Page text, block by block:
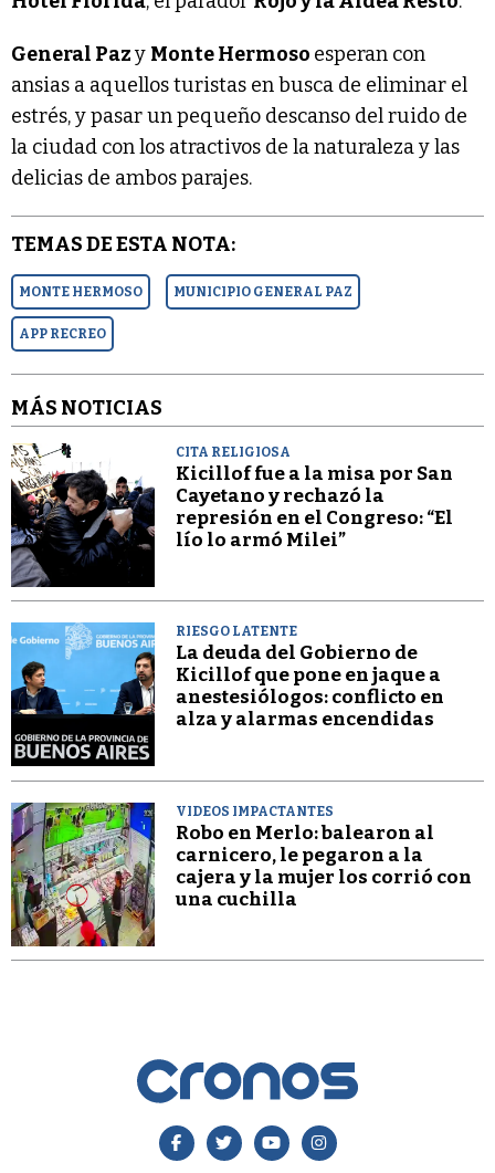
General Pazy Monte Hermoso esperan con
ansias a aquellos turistas en busca de eliminar el
estrés, y pasar un pequeño descanso del ruido de
la ciudad con los atractivos de la naturaleza y las
delicias de ambos parajes.
TEMAS DE ESTA NOTA:
MONTE HERMOSO MUNICIPIO GENERAL PAZ
APP RECREO
MÁS NOTICIAS
CITA RELIGIOSA
Kicillof fue a la misa por San
Cayetano y rechazó la
represión en el Congreso: “El
lío lo armó Milei”
RIESGO LATENTE
La deuda del Gobierno de
Kicillof que pone en jaque a
anestesiólogos: conflicto en
alza y alarmas encendidas
VIDEOS IMPACTANTES
Robo en Merlo: balearon al
carnicero, le pegaron a la
cajera y la mujer los corrió con
una cuchilla